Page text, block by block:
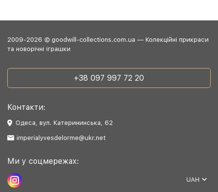
2009-2026 © goodwill-collections.com.ua — Колекційні прикраси
та новорічні іграшки
+38 097 997 72 20
Контакти:
Одеса, вул. Катерининська, 62
imperialyvesdelorme@ukr.net
Ми у соцмережах:
UAH